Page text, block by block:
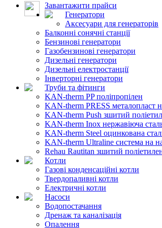
Завантажити прайси
Генератори
Аксесуари для генераторів
Балконні сонячні станції
Бензинові генератори
Газобензинові генератори
Дизельні генератори
Дизельні електростанції
Інверторні генератори
Труби та фітинги
KAN-therm PP поліпропілен
KAN-therm PRESS металопласт
KAN-therm Push зшитий
KAN-therm Inox нержавіюча
KAN-therm Steel оцинкована
KAN-therm Ultraline система на
Rehau Rautitan зшитий
Котли
Газові конденсаційні котли
Твердопаливні котли
Електричні котли
Насоси
Водопостачання
Дренаж та каналізація
Опалення